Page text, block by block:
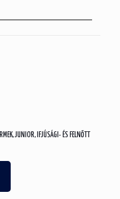
JUNIOR, IFJÚSÁGI- ÉS FELNŐTT